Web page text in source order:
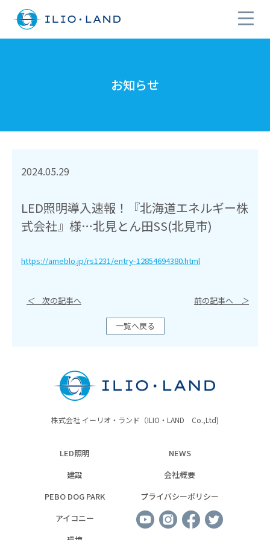
お知らせ
2024.05.29
LED照明導入速報！『北海道エネルギー株
式会社』様…北見とん田SS(北見市)
https://ameblo.jp/rs1231/entry-12854694380.html
＜次の記事へ 前の記事へ ＞
一覧へ戻る
株式会社 イーリオ・ランド（ILIO・LAND Co.,Ltd)
LED照明
建設
PEBO DOG PARK
アイコニー
NEWS
会社概要
プライバシーポリシー